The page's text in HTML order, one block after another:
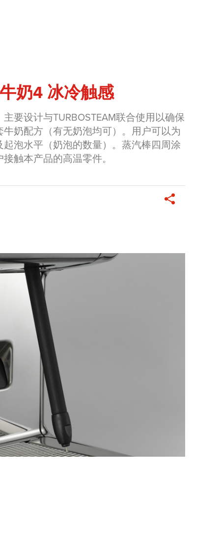
奶4 冰冷触感
要设计与TURBOSTEAM联合使用以确保
奶配方（有无奶泡均可）。用户可以为
泡水平（奶泡的数量）。蒸汽棒四周涂
触本产品的高温零件。